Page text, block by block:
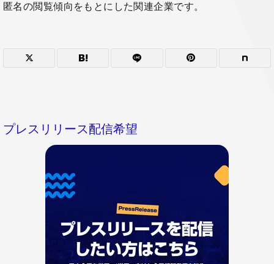
匿名の閲覧傾向をもとにした関連企業です。
プレスリリース配信希望